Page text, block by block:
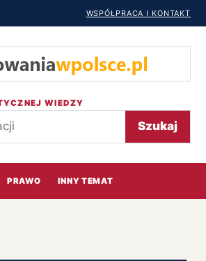
WSPÓŁPRACA I KONTAKT
WIEDZY
Szukaj
PRAWO INNY TEMAT